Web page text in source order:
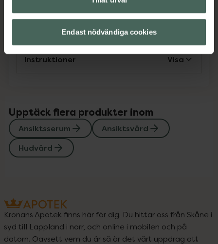
Endast nödvändiga cookies
Instruktioner Visa
Upptäck flera produkter inom
Ansiktsserum
Ansiktsvård
Hudvård
Kronans Apotek finns här för dig. Du hittar oss från Skåne i
syd till Lappland i norr, och online i mobilen och på
datorn. Oavsett vem du är så är det vårt uppdrag att